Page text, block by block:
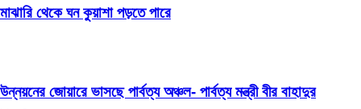
মাঝারি থেকে ঘন কুয়াশা পড়তে পারে
উন্নয়নের জোয়ারে ভাসছে পার্বত্য অঞ্চল- পার্বত্য মন্ত্রী বীর বাহাদুর